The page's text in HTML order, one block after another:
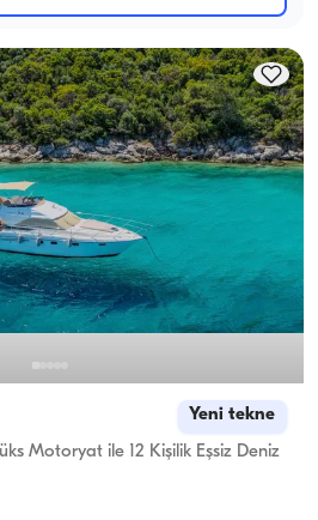
Yeni tekne
Motoryat ile 12 Kişilik Eşsiz Deniz